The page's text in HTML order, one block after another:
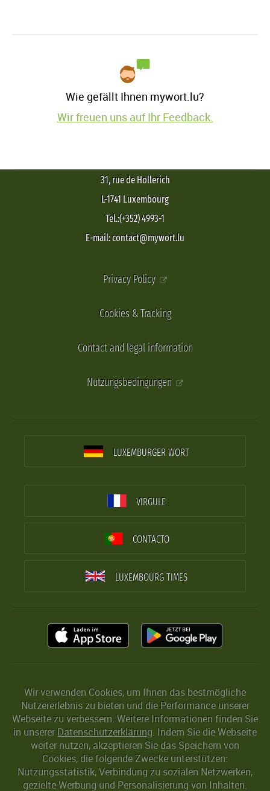
Wie gefällt Ihnen mywort.lu?
Wir freuen uns auf Ihr Feedback.
31, rue de Hollerich
L-1741 Luxembourg
Tel.:(+352) 4993-1
E-mail: contact@mywort.lu
Privacy Policy
Cookies & Tracking
Contact and legal information
Nutzungsbedingungen
LUXEMBURGER WORT
VIRGULE
CONTACTO
LUXEMBOURG TIMES
Wir verwenden Cookies, um Ihnen das bestmögliche
Nutzererlebnis zu bieten und die Performance unserer
Webseite zu verbessern. Weitere Informationen finden Sie
in unserer Datenschutzerklärung. Indem Sie die Webseite
weiter nutzen, akzeptieren Sie das Speichern von
Cookies, die folgende Zwecke unterstützen:
Nutzungsstatistik, Verbindung zu sozialen Netzwerken,
gezielte Werbung und Personalisierung von Inhalten.